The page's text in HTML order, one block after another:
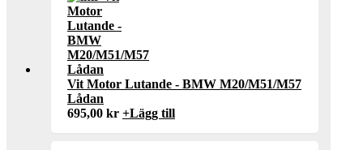
Vit Motor Lutande - BMW M20/M51/M57
Lådan
695,00 kr +Lägg till